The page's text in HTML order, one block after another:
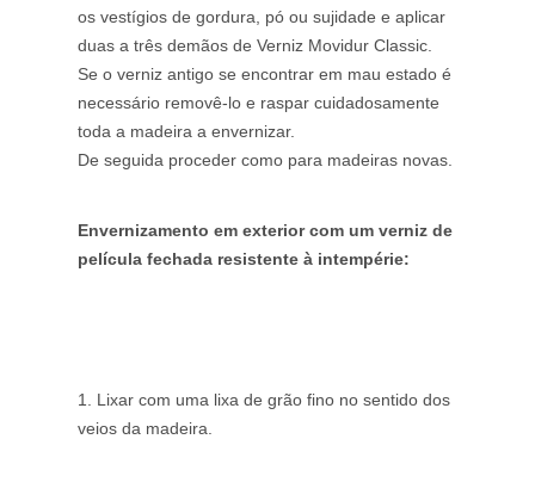
os vestígios de gordura, pó ou sujidade e aplicar
duas a três demãos de Verniz Movidur Classic.
Se o verniz antigo se encontrar em mau estado é
necessário removê-lo e raspar cuidadosamente
toda a madeira a envernizar.
De seguida proceder como para madeiras novas.
Envernizamento em exterior com um verniz de
película fechada resistente à intempérie:
1. Lixar com uma lixa de grão fino no sentido dos
veios da madeira.